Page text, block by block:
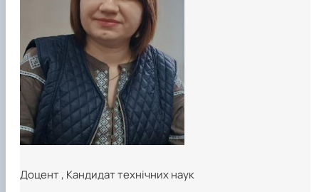
Доцент, Кандидат технічних наук